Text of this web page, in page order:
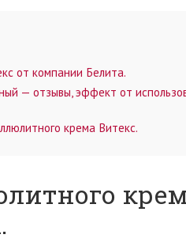
от компании Белита.
— отзывы, эффект от
крема Витекс.